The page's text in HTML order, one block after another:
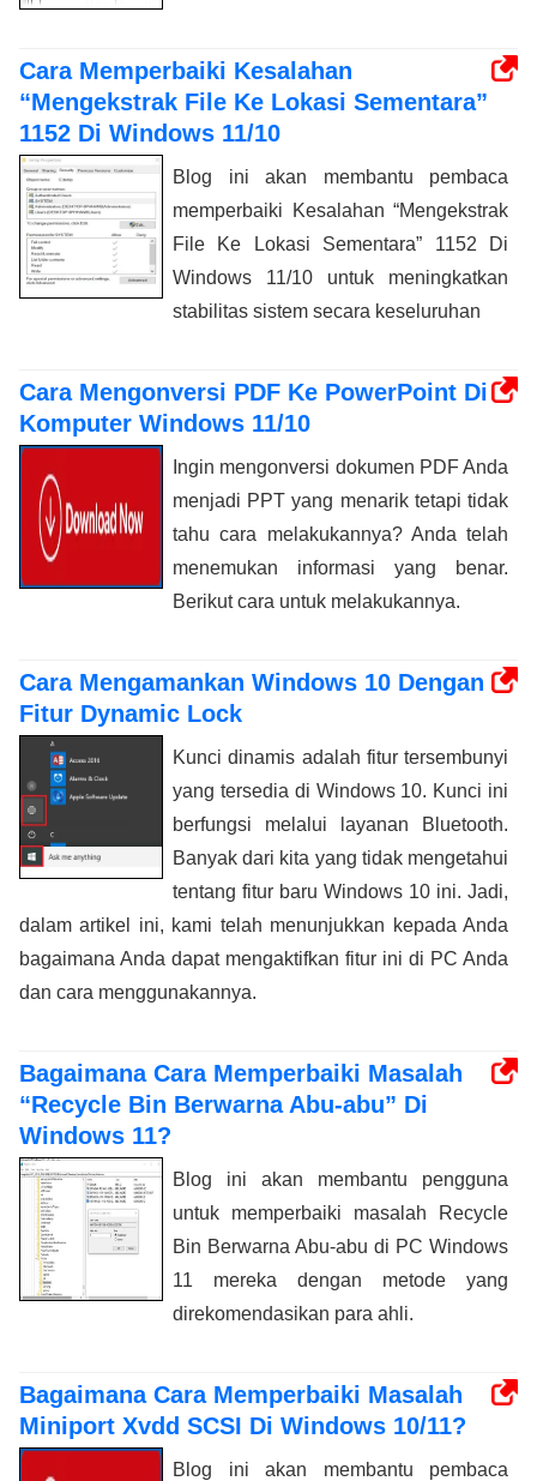
Cara Memperbaiki Kesalahan
“Mengekstrak File Ke Lokasi Sementara”
1152 Di Windows 11/10
Blog ini akan membantu pembaca
memperbaiki Kesalahan “Mengekstrak
File Ke Lokasi Sementara” 1152 Di
Windows 11/10 untuk meningkatkan
stabilitas sistem secara keseluruhan
Cara Mengonversi PDF Ke PowerPoint Di
Komputer Windows 11/10
Ingin mengonversi dokumen PDF Anda
menjadi PPT yang menarik tetapi tidak
tahu cara melakukannya? Anda telah
menemukan informasi yang benar.
Berikut cara untuk melakukannya.
Cara Mengamankan Windows 10 Dengan
Fitur Dynamic Lock
Kunci dinamis adalah fitur tersembunyi
yang tersedia di Windows 10. Kunci ini
berfungsi melalui layanan Bluetooth.
Banyak dari kita yang tidak mengetahui
tentang fitur baru Windows 10 ini. Jadi,
dalam artikel ini, kami telah menunjukkan kepada Anda
bagaimana Anda dapat mengaktifkan fitur ini di PC Anda
dan cara menggunakannya.
Bagaimana Cara Memperbaiki Masalah
“Recycle Bin Berwarna Abu-abu” Di
Windows 11?
Blog ini akan membantu pengguna
untuk memperbaiki masalah Recycle
Bin Berwarna Abu-abu di PC Windows
11 mereka dengan metode yang
direkomendasikan para ahli.
Bagaimana Cara Memperbaiki Masalah
Miniport Xvdd SCSI Di Windows 10/11?
Blog ini akan membantu pembaca